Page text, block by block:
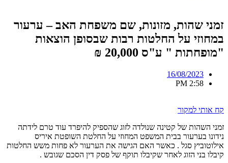
זמני שהות, מזונות, שם משפחת האב – ערעור
במחוזי על החלטות רבות שבסופן הוצאות
"מופחתות " ע"ס 20,000 ₪
16/08/2023
2:58 PM
קח אותי למקור
זמני השהות של קטינה שנולדה לזוג שהספיק להיפרד עוד טרם לידתה
נידונו בערעור בבית המשפט המחוזי על החלטת השופטת איריס
אילוטוביץ סגל . כאשר האם הגישה את הערעור לא פחות משש החלטות
קיבלו בני הזוג לאחר שקיבלו תוקף של פסק דין הסכם שגובש .